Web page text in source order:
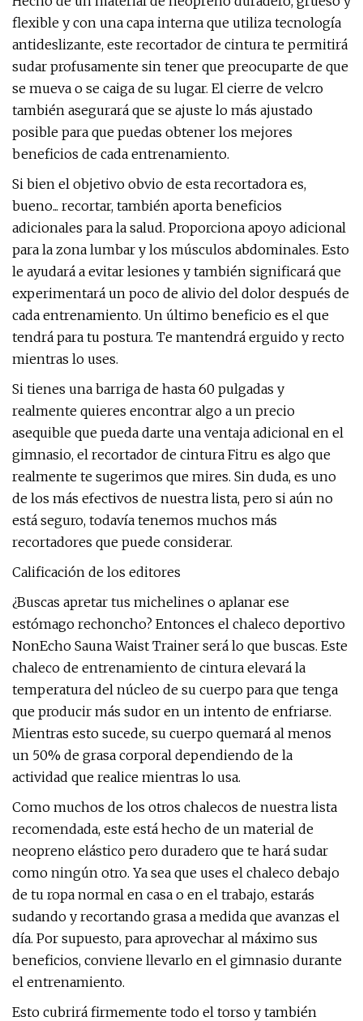
flexible y con una capa interna que utiliza tecnología
antideslizante, este recortador de cintura te permitirá
sudar profusamente sin tener que preocuparte de que
se mueva o se caiga de su lugar. El cierre de velcro
también asegurará que se ajuste lo más ajustado
posible para que puedas obtener los mejores
beneficios de cada entrenamiento.
Si bien el objetivo obvio de esta recortadora es,
bueno... recortar, también aporta beneficios
adicionales para la salud. Proporciona apoyo adicional
para la zona lumbar y los músculos abdominales. Esto
le ayudará a evitar lesiones y también significará que
experimentará un poco de alivio del dolor después de
cada entrenamiento. Un último beneficio es el que
tendrá para tu postura. Te mantendrá erguido y recto
mientras lo uses.
Si tienes una barriga de hasta 60 pulgadas y
realmente quieres encontrar algo a un precio
asequible que pueda darte una ventaja adicional en el
gimnasio, el recortador de cintura Fitru es algo que
realmente te sugerimos que mires. Sin duda, es uno
de los más efectivos de nuestra lista, pero si aún no
está seguro, todavía tenemos muchos más
recortadores que puede considerar.
Calificación de los editores
¿Buscas apretar tus michelines o aplanar ese
estómago rechoncho? Entonces el chaleco deportivo
NonEcho Sauna Waist Trainer será lo que buscas. Este
chaleco de entrenamiento de cintura elevará la
temperatura del núcleo de su cuerpo para que tenga
que producir más sudor en un intento de enfriarse.
Mientras esto sucede, su cuerpo quemará al menos
un 50% de grasa corporal dependiendo de la
actividad que realice mientras lo usa.
Como muchos de los otros chalecos de nuestra lista
recomendada, este está hecho de un material de
neopreno elástico pero duradero que te hará sudar
como ningún otro. Ya sea que uses el chaleco debajo
de tu ropa normal en casa o en el trabajo, estarás
sudando y recortando grasa a medida que avanzas el
día. Por supuesto, para aprovechar al máximo sus
beneficios, conviene llevarlo en el gimnasio durante
el entrenamiento.
Esto cubrirá firmemente todo el torso y también